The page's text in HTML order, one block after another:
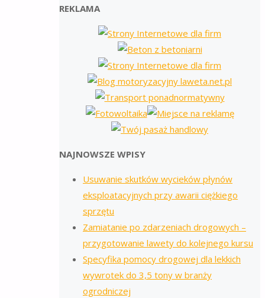
REKLAMA
NAJNOWSZE WPISY
Usuwanie skutków wycieków płynów
eksploatacyjnych przy awarii ciężkiego
sprzętu
Zamiatanie po zdarzeniach drogowych –
przygotowanie lawety do kolejnego kursu
Specyfika pomocy drogowej dla lekkich
wywrotek do 3,5 tony w branży
ogrodniczej